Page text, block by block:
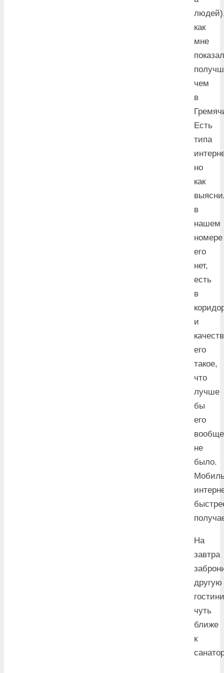
как
мне
чем
в
Есть
типа
но
как
в
нашем
номере
его
нет,
есть
в
и
его
такое,
что
лучше
бы
его
вообще
не
было.
На
завтра
другую
чуть
ближе
к